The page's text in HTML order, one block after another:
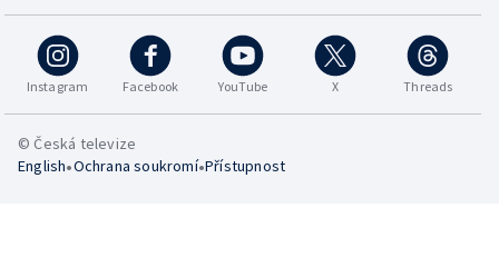
Instagram Facebook YouTube X Threads
© Česká televize
English•Ochrana soukromí•Přístupnost